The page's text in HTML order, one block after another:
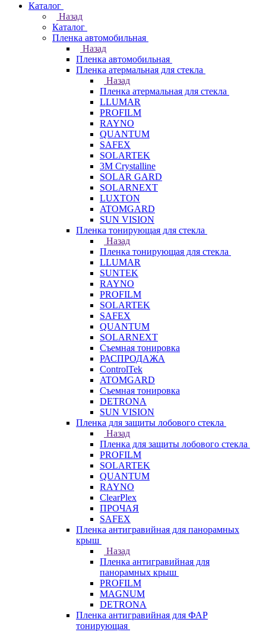
Каталог
Назад
Каталог
Пленка автомобильная
Назад
Пленка автомобильная
Пленка атермальная для стекла
Назад
Пленка атермальная для стекла
LLUMAR
PROFILM
RAYNO
QUANTUM
SAFEX
SOLARTEK
3M Crystalline
SOLAR GARD
SOLARNEXT
LUXTON
ATOMGARD
SUN VISION
Пленка тонирующая для стекла
Назад
Пленка тонирующая для стекла
LLUMAR
SUNTEK
RAYNO
PROFILM
SOLARTEK
SAFEX
QUANTUM
SOLARNEXT
Съемная тонировка
РАСПРОДАЖА
ControlTek
ATOMGARD
Съемная тонировка
DETRONA
SUN VISION
Пленка для защиты лобового стекла
Назад
Пленка для защиты лобового стекла
PROFILM
SOLARTEK
QUANTUM
RAYNO
ClearPlex
ПРОЧАЯ
SAFEX
Пленка антигравийная для панорамных
крыш
Назад
Пленка антигравийная для
панорамных крыш
PROFILM
MAGNUM
DETRONA
Пленка антигравийная для ФАР
тонирующая